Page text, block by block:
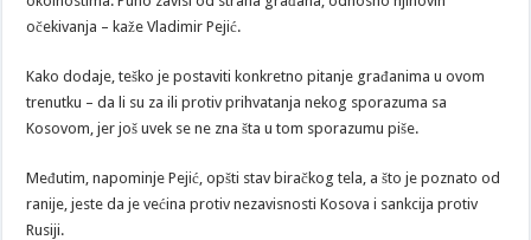
očekivanja – kaže Vladimir Pejić.
Kako dodaje, teško je postaviti konkretno pitanje građanima u ovom
trenutku – da li su za ili protiv prihvatanja nekog sporazuma sa
Kosovom, jer još uvek se ne zna šta u tom sporazumu piše.
Međutim, napominje Pejić, opšti stav biračkog tela, a što je poznato od
ranije, jeste da je većina protiv nezavisnosti Kosova i sankcija protiv
Rusiji.